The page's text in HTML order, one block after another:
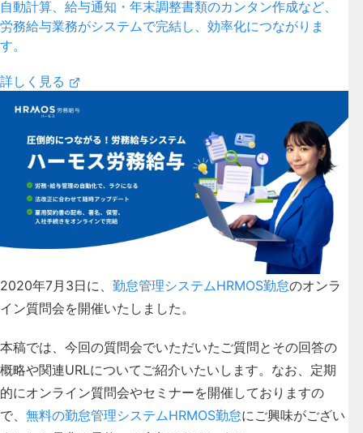
自動計算、給与通知・年末調整書類のカンタン作成など、
労務給与業務がシステムで完結し、効率化につながりま
す。
詳しく見る
2020年7月3日に、 勤怠管理システムHRMOS勤怠のオンラ
イン質問会を開催いたしました。
本稿では、 今回の質問会でいただいたご質問とその回答の
概略や関連URLについてご紹介いたいします。なお、定期
的にオンライン質問会やセミナーを開催しておりますの
で、 無料の勤怠管理システムHRMOS勤怠にご興味がござい